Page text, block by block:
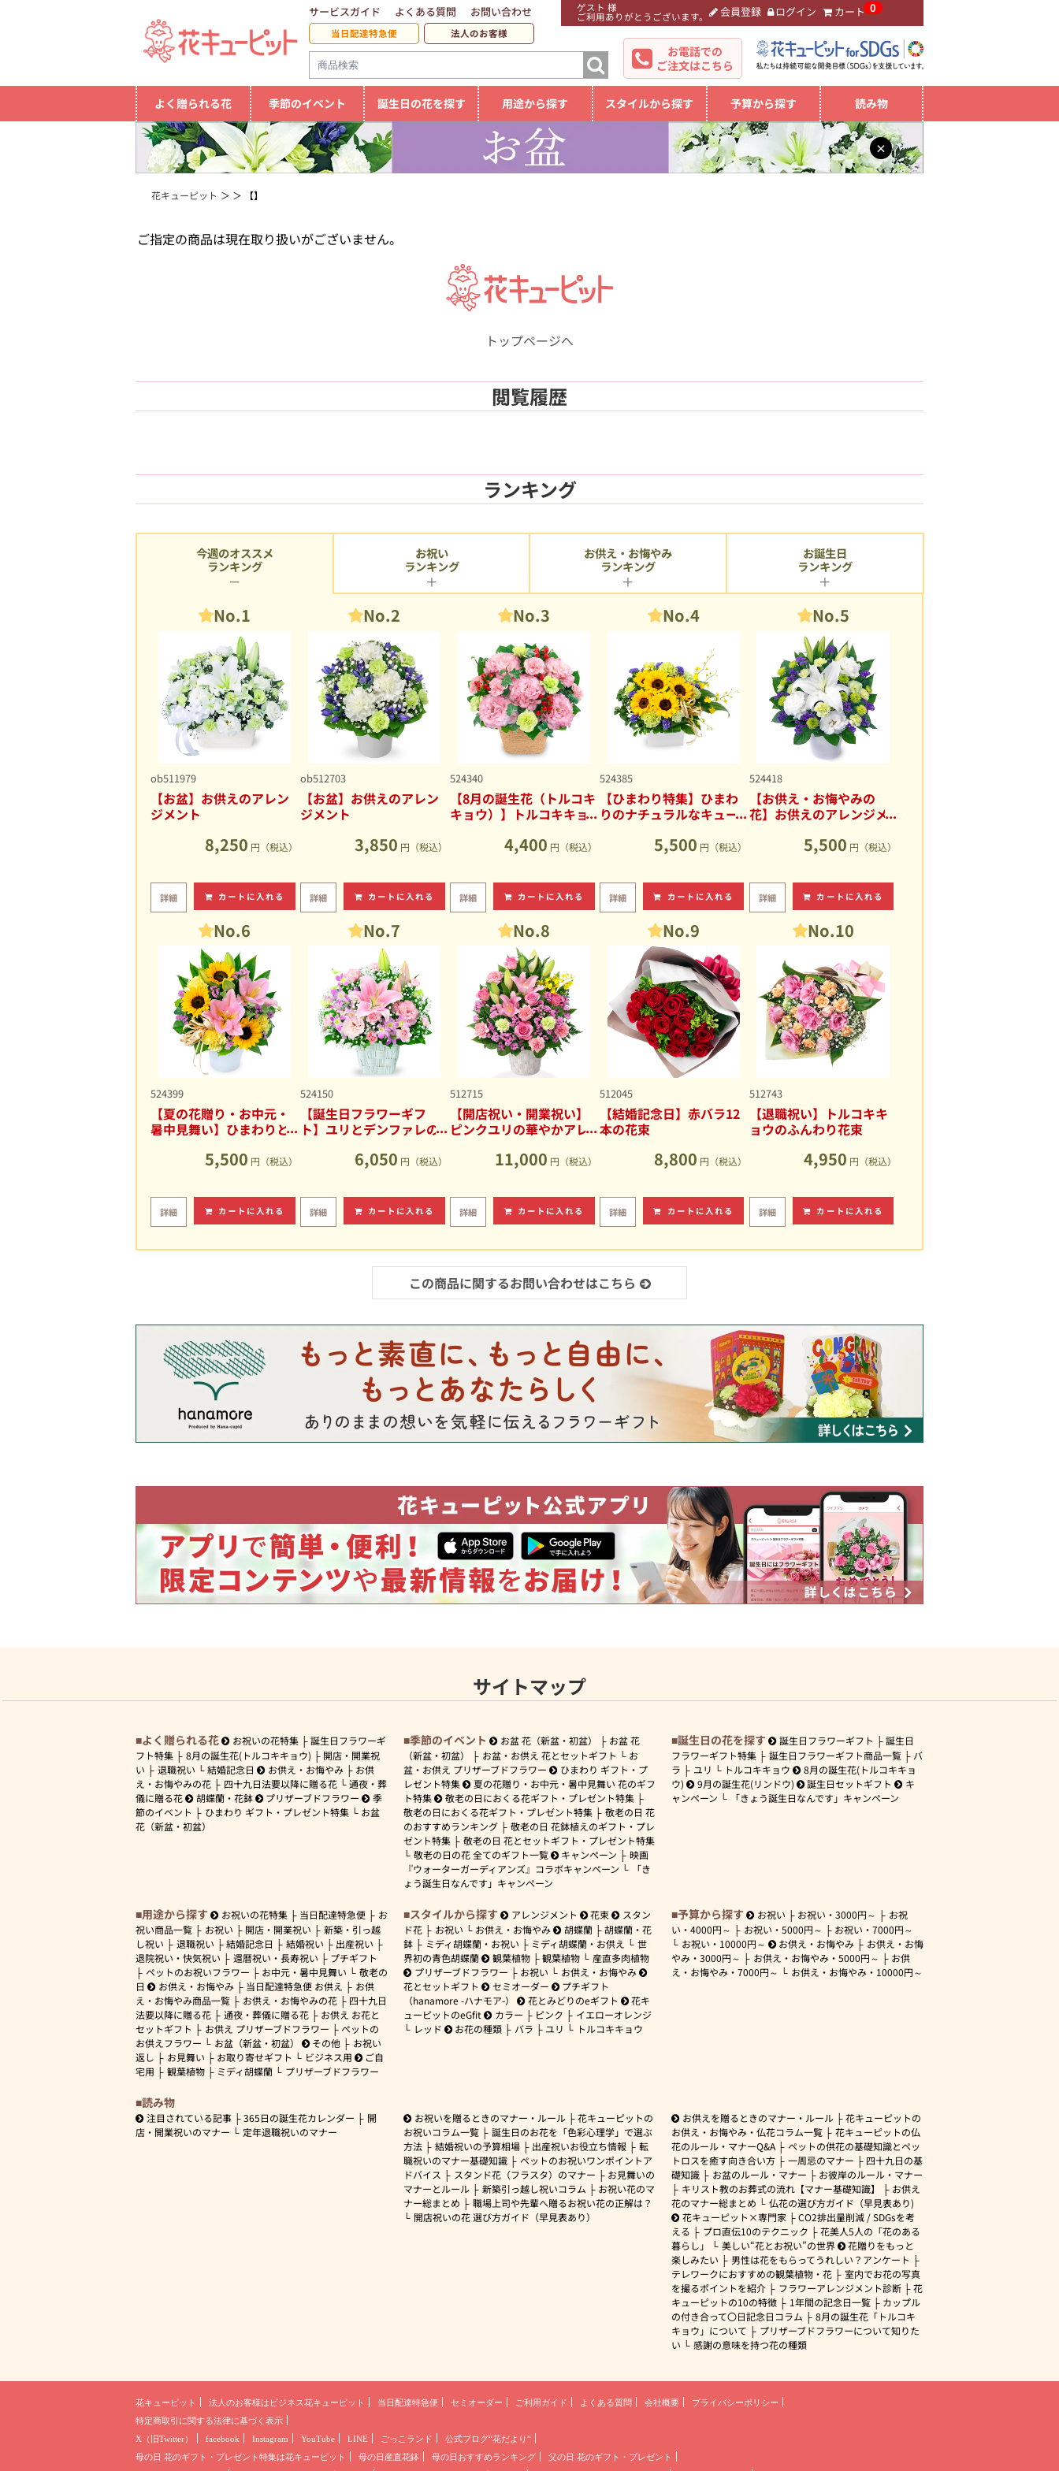
ゲスト 様
ご利用ありがとうございます。 会員登録 ログイン カート 0
サービスガイド よくある質問 お問い合わせ
当日配達特急便 法人のお客様
お電話での
ご注文はこちら
よく贈られる花 季節のイベント 誕生日の花を探す 用途から探す スタイルから探す 予算から探す 読み物
×
花キューピット 【】
ご指定の商品は現在取り扱いがございません。
トップページへ
閲覧履歴
ランキング
今週のオススメ
ランキング
No.1
ob511979
【お盆】お供えのアレン
ジメント
8,250 円（税込）
詳細 カートに入れる
No.2
ob512703
【お盆】お供えのアレン
ジメント
3,850 円（税込）
詳細 カートに入れる
No.3
524340
【8月の誕生花（トルコキ
キョウ）】トルコキキョ
4,400 円（税込）
詳細 カートに入れる
No.4
524385
【ひまわり特集】ひまわ
りのナチュラルなキュー
5,500 円（税込）
詳細 カートに入れる
No.5
524418
【お供え・お悔やみの
花】お供えのアレンジメ
5,500 円（税込）
詳細 カートに入れる
No.6
524399
【夏の花贈り・お中元・
暑中見舞い】ひまわりと
5,500 円（税込）
詳細 カートに入れる
No.7
524150
【誕生日フラワーギフ
ト】ユリとデンファレの
6,050 円（税込）
詳細 カートに入れる
No.8
512715
【開店祝い・開業祝い】
ピンクユリの華やかアレ
11,000 円（税込）
詳細 カートに入れる
No.9
512045
【結婚記念日】赤バラ12
本の花束
8,800 円（税込）
詳細 カートに入れる
No.10
512743
【退職祝い】トルコキキ
ョウのふんわり花束
4,950 円（税込）
詳細 カートに入れる
お祝い
ランキング
お供え・お悔やみ
ランキング
お誕生日
ランキング
この商品に関するお問い合わせはこちら
サイトマップ
よく贈られる花 お祝いの花特集
誕生日フラワーギ
フト特集
8月の誕生花(トルコキキョウ)
開店・開業祝
い
退職祝い 結婚記念日 お供え・お悔やみ
お供
え・お悔やみの花
四十九日法要以降に贈る花
通夜・葬
儀に贈る花
胡蝶蘭・花鉢 プリザーブドフラワー
季
節のイベント
ひまわり ギフト・プレゼント特集
お盆
花（新盆・初盆）
季節のイベント お盆 花（新盆・初盆）
お盆 花
（新盆・初盆）
お盆・お供え 花とセットギフト
お
盆・お供え プリザーブドフラワー
ひまわり ギフト・プ
レゼント特集
夏の花贈り・お中元・暑中見舞い 花のギフ
ト特集
敬老の日におくる花ギフト・プレゼント特集
敬老の日におくる花ギフト・プレゼント特集
敬老の日 花
のおすすめランキング
敬老の日 花鉢植えのギフト・プレ
ゼント特集
敬老の日 花とセットギフト・プレゼント特集
敬老の日の花 全てのギフト一覧
キャンペーン
映画
『ウォーターガーディアンズ』コラボキャンペーン
「き
ょう誕生日なんです」キャンペーン
誕生日の花を探す 誕生日フラワーギフト
誕生日
フラワーギフト特集
誕生日フラワーギフト商品一覧
バ
ラ
ユリ トルコキキョウ
8月の誕生花(トルコキキョ
ウ)
9月の誕生花(リンドウ) 誕生日セットギフト
キ
ャンペーン
「きょう誕生日なんです」キャンペーン
用途から探す お祝いの花特集 当日配達特急便
お
祝い商品一覧
お祝い 開店・開業祝い
新築・引っ越
し祝い
退職祝い 結婚記念日 結婚祝い
出産祝い
退院祝い・快気祝い
還暦祝い・長寿祝い
プチギフト
ペットのお祝いフラワー
お中元・暑中見舞い
敬老の
日
お供え・お悔やみ 当日配達特急便 お供え
お供
え・お悔やみ商品一覧
お供え・お悔やみの花
四十九日
法要以降に贈る花
通夜・葬儀に贈る花
お供え お花と
セットギフト
お供え プリザーブドフラワー
ペットの
お供えフラワー
お盆（新盆・初盆） その他
お祝い
返し
お見舞い お取り寄せギフト ビジネス用
ご自
宅用
観葉植物 ミディ胡蝶蘭 プリザーブドフラワー
スタイルから探す アレンジメント 花束
スタン
ド花
お祝い お供え・お悔やみ 胡蝶蘭
胡蝶蘭・花
鉢
ミディ胡蝶蘭・お祝い ミディ胡蝶蘭・お供え
世
界初の青色胡蝶蘭
観葉植物 観葉植物
産直多肉植物
プリザーブドフラワー
お祝い
お供え・お悔やみ
花とセットギフト
セミオーダー
プチギフト
（hanamore -ハナモア-）
花とみどりのeギフト
花キ
ューピットのeGfit
カラー ピンク
イエローオレンジ
レッド
お花の種類 バラ ユリ トルコキキョウ
予算から探す お祝い お祝い・3000円～
お祝
い・ 4000円～ お祝い・ 5000円～ お祝い・7000円～
お祝い・ 10000円～ お供え・お悔やみ
お供え・お悔
やみ・ 3000円～ お供え・お悔やみ・ 5000円～
お供
え・お悔やみ・ 7000円～ お供え・お悔やみ・ 10000円～
読み物
注目されている記事 365日の誕生花カレンダー
開
店・開業祝いのマナー
定年退職祝いのマナー
お祝いを贈るときのマナー・ルール
花キューピットの
お祝いコラム一覧
誕生日のお花を「色彩心理学」で選ぶ
方法
結婚祝いの予算相場 出産祝いお役立ち情報
転
職祝いのマナー基礎知識
ペットのお祝いワンポイントア
ドバイス
スタンド花（フラスタ）のマナー
お見舞いの
マナーとルール
新築引っ越し祝いコラム
お祝い花のマ
ナー総まとめ
職場上司や先輩へ贈るお祝い花の正解は？
開店祝いの花 選び方ガイド（早見表あり）
お供えを贈るときのマナー・ルール
花キューピットの
お供え・お悔やみ・仏花コラム一覧
花キューピットの仏
花のルール・マナーQ&A
ペットの供花の基礎知識とペッ
トロスを癒す向き合い方
一周忌のマナー
四十九日の基
礎知識
お盆のルール・マナー
お彼岸のルール・マナー
キリスト教のお葬式の流れ【マナー基礎知識】
お供え
花のマナー総まとめ
仏花の選び方ガイド（早見表あり)
花キューピット×専門家
CO2排出量削減 / SDGsを考
える
プロ直伝10のテクニック
花美人5人の「花のある
暮らし」
美しい“花とお祝い”の世界
花贈りをもっと
楽しみたい
男性は花をもらってうれしい？アンケート
テレワークにおすすめの観葉植物・花
室内でお花の写真
を撮るポイントを紹介
フラワーアレンジメント診断
花
キューピットの10の特徴
1年間の記念日一覧
カップル
の付き合って〇日記念日コラム
8月の誕生花「トルコキ
キョウ」について
プリザーブドフラワーについて知りた
い
感謝の意味を持つ花の種類
花キューピット 法人のお客様は ビジネス花キューピット 当日配達特急便 セミオーダー ご利用ガイド よくある質問 会社概要
プライバシーポリシー
特定商取引に関する法律に基づく表示
X（旧Twitter）
facebook Instagram YouTube LINE ごっこランド
公式ブログ“花だより”
母の日 花のギフト・プレゼント 特集は花キューピット 母の日産直花鉢 母の日おすすめランキング
父の日 花のギフト・プレゼント